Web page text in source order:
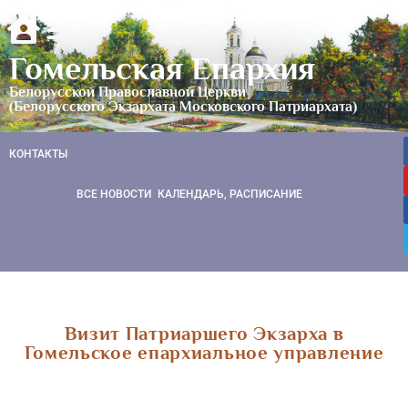
Гомельская Епархия
Белорусской Православной Церкви
(Белорусского Экзархата Московского Патриархата)
КОНТАКТЫ
ВСЕ НОВОСТИ КАЛЕНДАРЬ, РАСПИСАНИЕ
Визит Патриаршего Экзарха в
Гомельское епархиальное управление